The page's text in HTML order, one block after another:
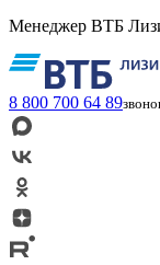
Менеджер ВТБ
8 800 700 64 89